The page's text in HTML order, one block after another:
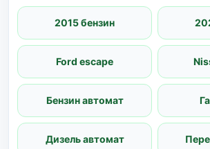
2015 бензин
Ford escape
Бензин автомат
Дизель автомат